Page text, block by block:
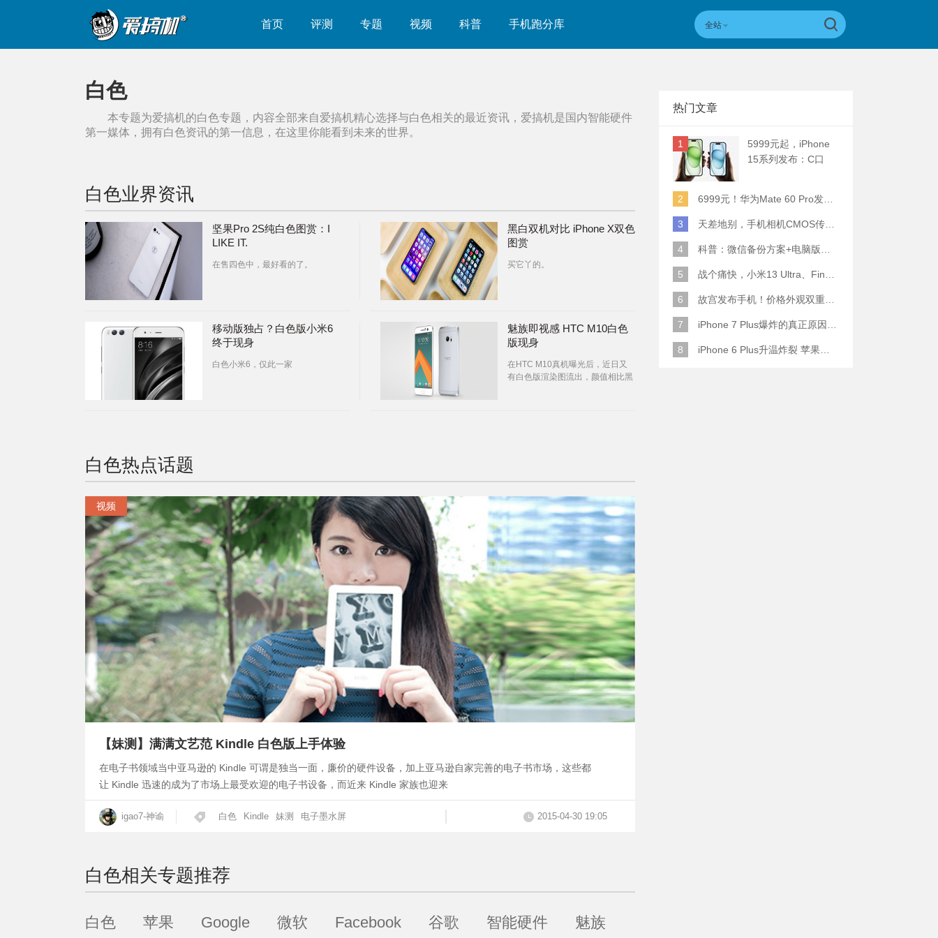
首页 评测 专题 视频 科普 手机跑分库 全站
白色
本专题为爱搞机的白色专题，内容全部来自爱搞机精心选择与白色相关的最近资讯，爱搞机是国内智能硬件
第一媒体，拥有白色资讯的第一信息，在这里你能看到未来的世界。
白色业界资讯
坚果Pro 2S纯白色图赏：I
LIKE IT.
在售四色中，最好看的了。
黑白双机对比 iPhone X双色
图赏
买它丫的。
移动版独占？白色版小米6
终于现身
白色小米6，仅此一家
魅族即视感 HTC M10白色
版现身
在HTC M10真机曝光后，近日又
有白色版渲染图流出，颜值相比黑
白色热点话题
视频
【妹测】满满文艺范 Kindle 白色版上手体验
在电子书领域当中亚马逊的 Kindle 可谓是独当一面，廉价的硬件设备，加上亚马逊自家完善的电子书市场，这些都
让 Kindle 迅速的成为了市场上最受欢迎的电子书设备，而近来 Kindle 家族也迎来
igao7-神谕 白色 Kindle 妹测 电子墨水屏 2015-04-30 19:05
白色相关专题推荐
白色 苹果 Google 微软 Facebook 谷歌 智能硬件 魅族
热门文章
1
5999元起，iPhone
15系列发布：C口
2
6999元！华为Mate 60 Pro发布：麒麟9000S+卫星通话 (附初步跑分)
3 天差地别，手机相机CMOS传感器实际面积对比
4 科普：微信备份方案+电脑版丢失数据恢复指南
5 战个痛快，小米13 Ultra、Find X6 Pro、vivo X90 Pro+、小米12SU拍照横评
6 故宫发布手机！价格外观双重逆天！
7 iPhone 7 Plus爆炸的真正原因原来是这样
8 iPhone 6 Plus升温炸裂 苹果赔了一部全新的